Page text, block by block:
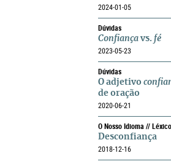
2024-01-05
Dúvidas
Confiança vs. fé
2023-05-23
Dúvidas
O adjetivo
de oração
2020-06-21
O Nosso Idioma // Léxico
Desconfiança
2018-12-16